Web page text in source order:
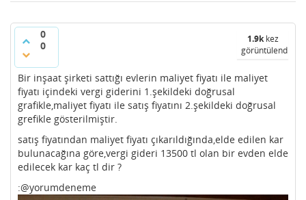
0
0
1.9kkez
görüntülendi
Bir inşaat şirketi sattığı evlerin maliyet fiyatı ile maliyet
fiyatı içindeki vergi giderini 1.şekildeki doğrusal
grafikle,maliyet fiyatı ile satış fiyatını 2.şekildeki doğrusal
grefikle gösterilmiştir.
satış fiyatından maliyet fiyatı çıkarıldığında,elde edilen kar
bulunacağına göre,vergi gideri 13500 tl olan bir evden elde
edilecek kar kaç tl dir ?
:@yorumdeneme